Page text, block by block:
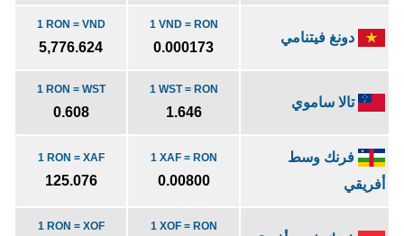
دونغ فيتنامي
1 VND = RON
0.000173
1 RON = VND
5,776.624
تالا ساموي
1 WST = RON
1.646
1 RON = WST
0.608
فرنك وسط
أفريقي
1 XAF = RON
0.00800
1 RON = XAF
125.076
1 XOF = RON
1 RON = XOF